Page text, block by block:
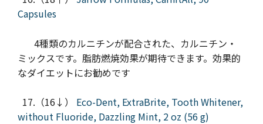
Capsules
4種類のカルニチンが配合された、カルニチン・
ミックスです。脂肪燃焼効果が期待できます。効果的
なダイエットにお勧めです
17.（16↓） Eco-Dent, ExtraBrite, Tooth Whitener,
without Fluoride, Dazzling Mint, 2 oz (56 g)